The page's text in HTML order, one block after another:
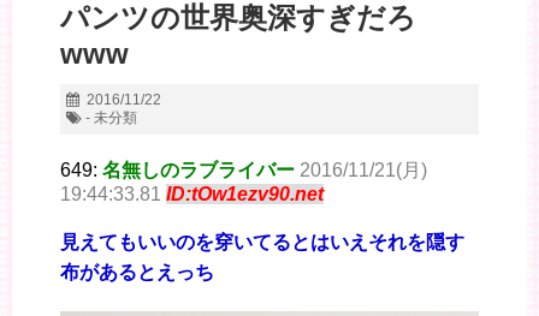
パンツの世界奥深すぎだろ
www
2016/11/22
- 未分類
649: 名無しのラブライバー 2016/11/21(月)
19:44:33.81 ID:tOw1ezv90.net
見えてもいいのを穿いてるとはいえそれを隠す
布があるとえっち